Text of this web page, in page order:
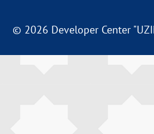
© 2026 Developer Center